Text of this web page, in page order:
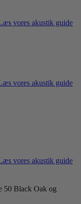
vores akustik guide
vores akustik guide
vores akustik guide
50 Black Oak og